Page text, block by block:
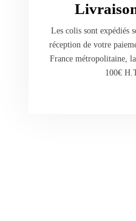
Les colis sont expédiés
réception de votre
France métropolitaine,
100€